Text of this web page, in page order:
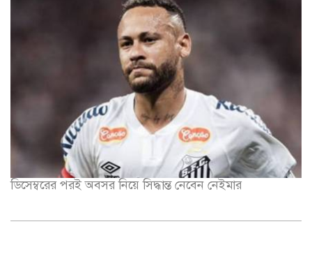
ডিসেম্বরের পরই অবসর নিয়ে সিদ্ধান্ত নেবেন নেইমার